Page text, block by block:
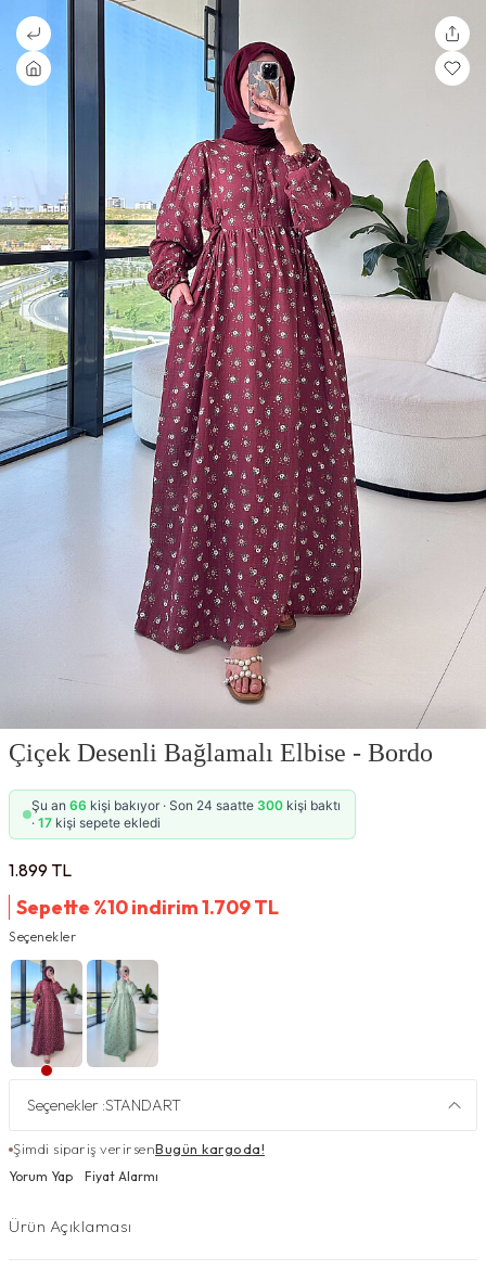
Çiçek Desenli Bağlamalı Elbise - Bordo
Şu an 66 kişi bakıyor · Son 24 saatte 300 kişi baktı
· 17 kişi sepete ekledi
1.899TL
Sepette %10 indirim1.709TL
Seçenekler
Seçenekler :STANDART
Şimdi sipariş verirsenBugün kargoda!
Yorum Yap Fiyat Alarmı
Ürün Açıklaması